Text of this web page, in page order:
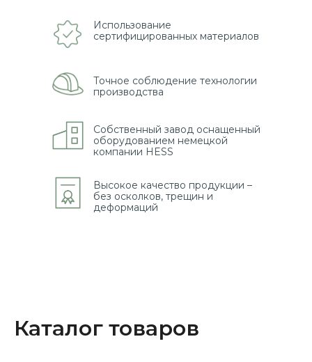
Использование
сертифицированных материалов
Точное соблюдение технологии
производства
Собственный завод оснащенный
оборудованием немецкой
компании HESS
Высокое качество продукции –
без осколков, трещин и
деформаций
Каталог товаров